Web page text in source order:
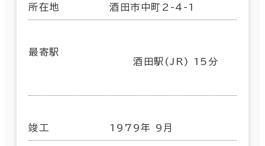
所在地 酒田市中町2-4-1
最寄駅
酒田駅(JR) 15分
竣工 1979年 9月